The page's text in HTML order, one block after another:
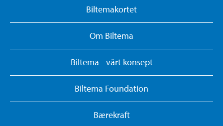
Biltemakortet
Om Biltema
Biltema - vårt konsept
Biltema Foundation
Bærekraft